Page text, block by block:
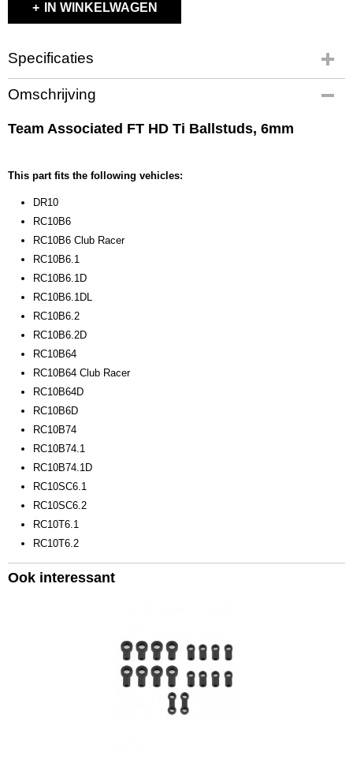
IN WINKELWAGEN
Specificaties
Productcode
91751
EAN code
91751
0,10 Kg
Omschrijving
Team Associated FT HD Ti Ballstuds, 6mm
This part fits the following vehicles:
DR10
RC10B6
RC10B6 Club Racer
RC10B6.1
RC10B6.1D
RC10B6.1DL
RC10B6.2
RC10B6.2D
RC10B64
RC10B64 Club Racer
RC10B64D
RC10B6D
RC10B74
RC10B74.1
RC10B74.1D
RC10SC6.1
RC10SC6.2
RC10T6.1
RC10T6.2
Ook interessant